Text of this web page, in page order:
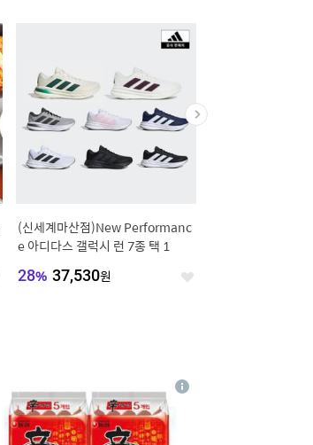
(신세계마산점)New Performanc
e 아디다스 갤럭시 런 7종 택 1
28% 37,530원 좋
상